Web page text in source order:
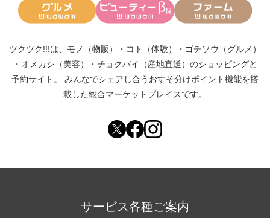
ツクツク!!!は、 モノ（物販） ・ コト（体験） ・ ゴチソウ（グルメ）
・ オメカシ（美容） ・ チョクバイ（産地直送） のショッピングと
予約サイト。
みんなでシェアし合う おすそ分けポイント機能を搭
載した総合マーケットプレイスです。
サービス各種ご案内